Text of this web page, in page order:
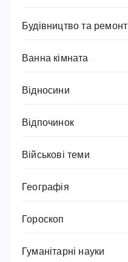
Будівництво та ремонт
Ванна кімната
Відносини
Відпочинок
Військові теми
Географія
Гороскоп
Гуманітарні науки